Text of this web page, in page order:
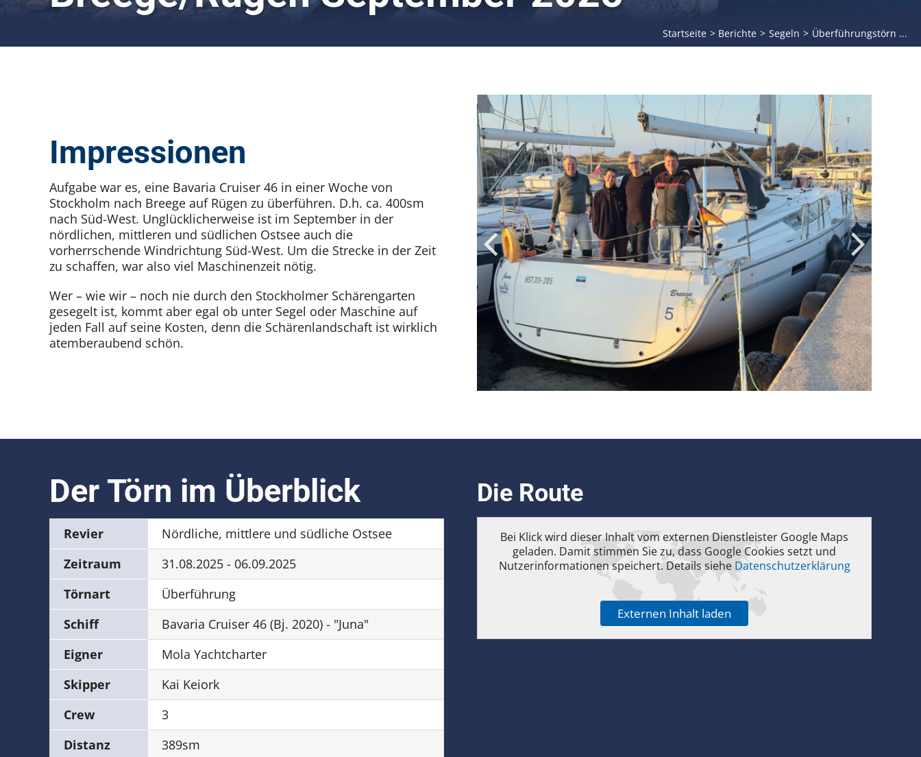
Startseite Berichte Segeln Überführungstörn ...
Impressionen
Aufgabe war es, eine Bavaria Cruiser 46 in einer Woche von
Stockholm nach Breege auf Rügen zu überführen. D.h. ca. 400sm
nach Süd-West. Unglücklicherweise ist im September in der
nördlichen, mittleren und südlichen Ostsee auch die
vorherrschende Windrichtung Süd-West. Um die Strecke in der Zeit
zu schaffen, war also viel Maschinenzeit nötig.
Wer – wie wir – noch nie durch den Stockholmer Schärengarten
gesegelt ist, kommt aber egal ob unter Segel oder Maschine auf
jeden Fall auf seine Kosten, denn die Schärenlandschaft ist wirklich
atemberaubend schön.
Der Törn im Überblick
Revier
Nördliche, mittlere und südliche Ostsee
Zeitraum
31.08.2025 - 06.09.2025
Törnart
Überführung
Schiff
Bavaria Cruiser 46 (Bj. 2020) - "Juna"
Eigner
Mola Yachtcharter
Skipper
Kai Keiork
Crew
3
Distanz
389sm
Die Route
Bei Klick wird dieser Inhalt vom externen Dienstleister Google Maps
geladen. Damit stimmen Sie zu, dass Google Cookies setzt und
Nutzerinformationen speichert. Details siehe Datenschutzerklärung
Externen Inhalt laden